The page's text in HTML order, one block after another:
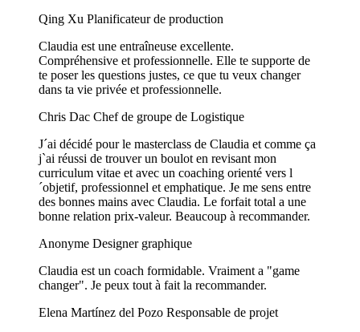
Qing Xu Planificateur de production
Claudia est une entraîneuse excellente.
Compréhensive et professionnelle. Elle te supporte de
te poser les questions justes, ce que tu veux changer
dans ta vie privée et professionnelle.
Chris Dac Chef de groupe de Logistique
J´ai décidé pour le masterclass de Claudia et comme ça
j`ai réussi de trouver un boulot en revisant mon
curriculum vitae et avec un coaching orienté vers l
´objetif, professionnel et emphatique. Je me sens entre
des bonnes mains avec Claudia. Le forfait total a une
bonne relation prix-valeur. Beaucoup à recommander.
Anonyme Designer graphique
Claudia est un coach formidable. Vraiment a "game
changer". Je peux tout à fait la recommander.
Elena Martínez del Pozo Responsable de projet